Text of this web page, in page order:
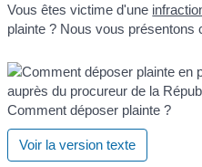
Vous êtes victime d'une
plainte ? Nous vous présentons
Comment déposer plainte ?
Voir la version texte